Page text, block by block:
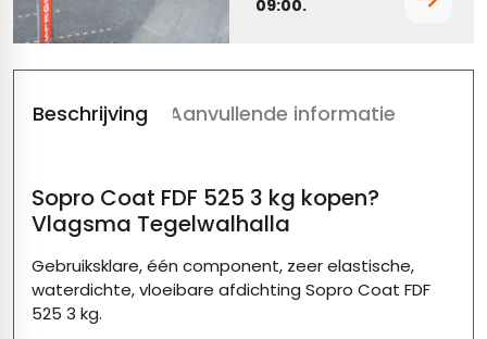
09:00.
Beschrijving Aanvullende informatie
Sopro Coat FDF 525 3 kg kopen?
Vlagsma Tegelwalhalla
Gebruiksklare, één component, zeer elastische,
waterdichte, vloeibare afdichting Sopro Coat FDF
525 3 kg.